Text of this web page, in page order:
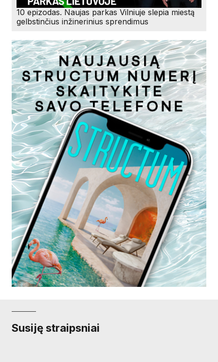
10 epizodas. Naujas parkas Vilniuje slepia miestą
gelbstinčius inžinerinius sprendimus
Susiję straipsniai